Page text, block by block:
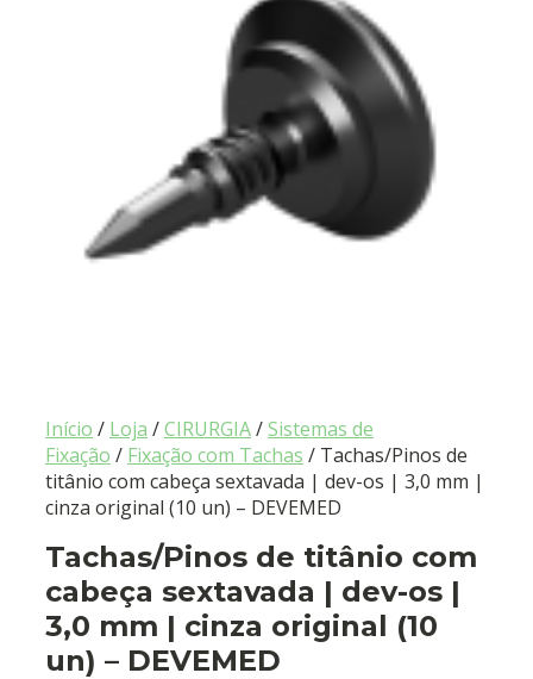
Início / Loja /CIRURGIA/Sistemas de
Fixação / Fixação com Tachas / Tachas/Pinos de
titânio com cabeça sextavada | dev-os | 3,0 mm |
cinza original (10 un) – DEVEMED
Tachas/Pinos de titânio com
cabeça sextavada | dev-os |
3,0 mm | cinza original (10
un) – DEVEMED